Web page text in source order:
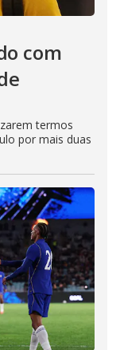
com
termos
por mais duas